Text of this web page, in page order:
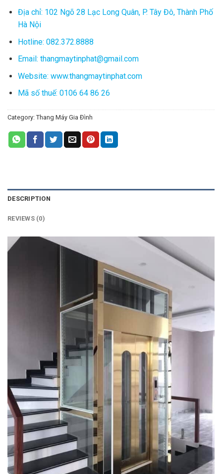
Địa chỉ: 102 Ngõ 28 Lạc Long Quân, P. Tây Đô, Thành Phố
Hà Nội
Hotline: 082.372.8888
Email: thangmaytinphat@gmail.com
Website: www.thangmaytinphat.com
Mã số thuế: 0106 64 86 26
Category: Thang Máy Gia Đình
DESCRIPTION
REVIEWS (0)